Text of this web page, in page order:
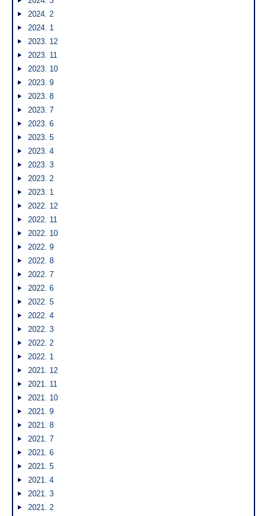
2024. 2
2024. 1
2023. 12
2023. 11
2023. 10
2023. 9
2023. 8
2023. 7
2023. 6
2023. 5
2023. 4
2023. 3
2023. 2
2023. 1
2022. 12
2022. 11
2022. 10
2022. 9
2022. 8
2022. 7
2022. 6
2022. 5
2022. 4
2022. 3
2022. 2
2022. 1
2021. 12
2021. 11
2021. 10
2021. 9
2021. 8
2021. 7
2021. 6
2021. 5
2021. 4
2021. 3
2021. 2